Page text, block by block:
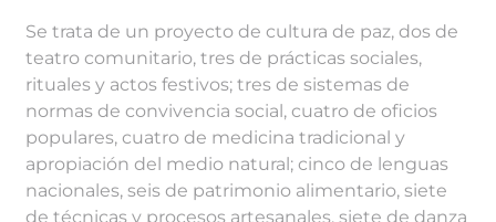
Se trata de un proyecto de cultura de paz, dos de
teatro comunitario, tres de prácticas sociales,
rituales y actos festivos; tres de sistemas de
normas de convivencia social, cuatro de oficios
populares, cuatro de medicina tradicional y
apropiación del medio natural; cinco de lenguas
nacionales, seis de patrimonio alimentario, siete
de técnicas y procesos artesanales, siete de danza